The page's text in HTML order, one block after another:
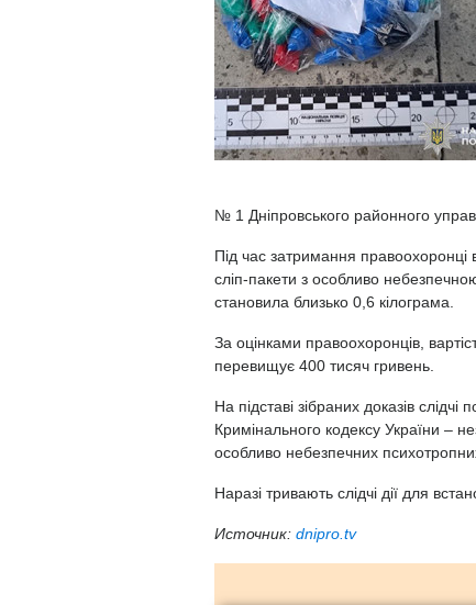
№ 1 Дніпровського районного
Під час затримання
сліп-пакети з особливо
становила близько 0,6 кілограма.
За оцінками правоохоронців,
перевищує 400 тисяч гривень.
На підставі зібраних доказів
Кримінального кодексу України –
особливо небезпечних
Наразі тривають слідчі дії для
Источник: dnipro.tv